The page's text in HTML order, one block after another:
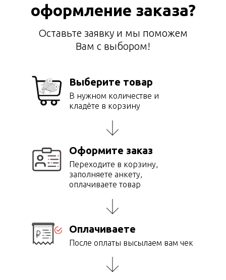
Выберите товар
В нужном количестве и
кладёте в корзину
Оформите заказ
Переходите в корзину,
заполняете анкету,
оплачиваете товар
Оплачиваете
После оплаты высылаем вам чек
оформление заказа?
Оставьте заявку и мы поможем
Вам с выбором!